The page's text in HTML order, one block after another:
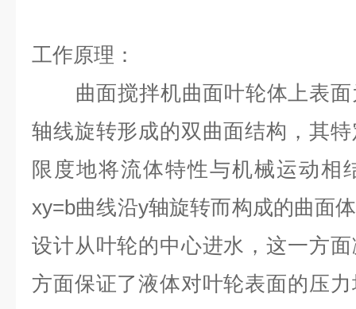
工作原理：
曲面搅拌机曲面叶轮体上表面
轴线旋转形成的双曲面结构，其
限度地将流体特性与机械运动相
xy=b曲线沿y轴旋转而构成的曲面
设计从叶轮的中心进水，这一方
方面保证了液体对叶轮表面的压